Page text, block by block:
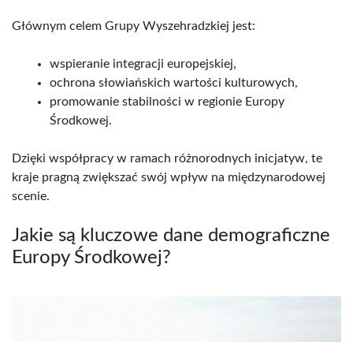
Głównym celem Grupy Wyszehradzkiej jest:
wspieranie integracji europejskiej,
ochrona słowiańskich wartości kulturowych,
promowanie stabilności w regionie Europy
Środkowej.
Dzięki współpracy w ramach różnorodnych inicjatyw, te
kraje pragną zwiększać swój wpływ na międzynarodowej
scenie.
Jakie są kluczowe dane demograficzne
Europy Środkowej?